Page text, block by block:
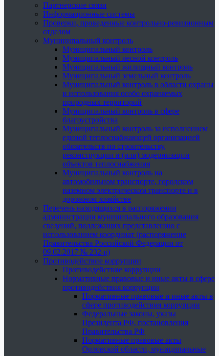
Партнерские связи
Информационные системы
Проверки, проведенные контрольно-ревизионным
отделом
Муниципальный контроль
Муниципальный контроль
Муниципальный лесной контроль
Муниципальный жилищный контроль
Муниципальный земельный контроль
Муниципальный контроль в области охраны
и использования особо охраняемых
природных территорий
Муниципальный контроль в сфере
благоустройства
Муниципальный контроль за исполнением
единой теплоснабжающей организацией
обязательств по строительству,
реконструкции и (или) модернизации
объектов теплоснабжения
Муниципальный контроль на
автомобильном транспорте, городском
наземном электрическом транспорте и в
дорожном хозяйстве
Перечень находящихся в распоряжении
администрации муниципального образования
сведений, подлежащих представлению с
использованием координат (распоряжение
Правительства Российской Федерации от
09.02.2017 № 232-р)
Противодействие коррупции
Противодействие коррупции
Нормативные правовые и иные акты в сфере
противодействия коррупции
Нормативные правовые и иные акты в
сфере противодействия коррупции
Федеральные законы, указы
Президента РФ, постановления
Правительства РФ
Нормативные правовые акты
Орловской области, муниципальные